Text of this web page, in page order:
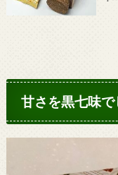
甘さを黒七味で